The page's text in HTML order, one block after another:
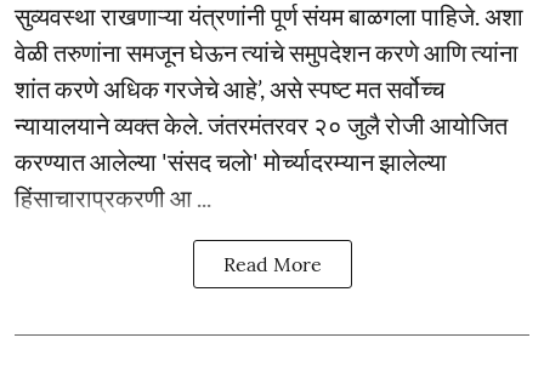
सुव्यवस्था राखणाऱ्या यंत्रणांनी पूर्ण संयम बाळगला पाहिजे. अशा
वेळी तरुणांना समजून घेऊन त्यांचे समुपदेशन करणे आणि त्यांना
शांत करणे अधिक गरजेचे आहे’, असे स्पष्ट मत सर्वोच्च
न्यायालयाने व्यक्त केले. जंतरमंतरवर २० जुलै रोजी आयोजित
करण्यात आलेल्या 'संसद चलो' मोर्च्यादरम्यान झालेल्या
हिंसाचाराप्रकरणी आ ...
Read More